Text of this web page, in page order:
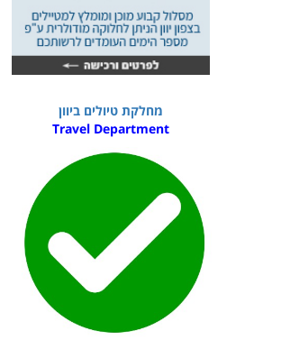
מחלקת טיולים ביוון
Travel Department